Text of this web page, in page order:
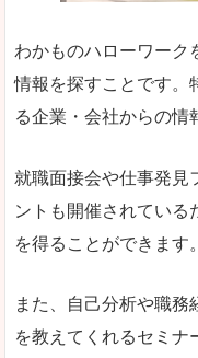
わかものハローワーク
情報を探すことです。
る企業・会社からの情
就職面接会や仕事発見
ントも開催されている
を得ることができます。
また、自己分析や職務
を教えてくれるセミナ